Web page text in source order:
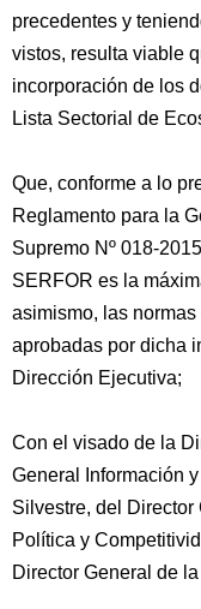
precedentes y
vistos, resulta viable
incorporación de los
Lista Sectorial de
Que, conforme a lo
Reglamento para la
Supremo Nº 018-
SERFOR es la
asimismo, las
aprobadas por dicha
Dirección Ejecutiva;
Con el visado de la
General Información
Silvestre, del
Política y
Director General de